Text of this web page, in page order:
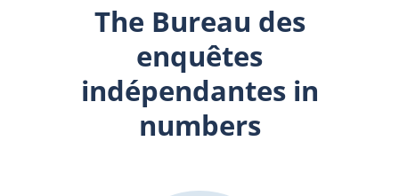
The Bureau des
enquêtes
indépendantes in
numbers